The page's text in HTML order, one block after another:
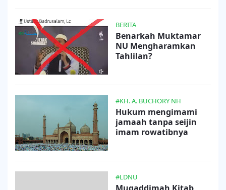
BERITA
Benarkah Muktamar
NU Mengharamkan
Tahlilan?
#KH. A. BUCHORY NH
Hukum mengimami
jamaah tanpa seijin
imam rowatibnya
#LDNU